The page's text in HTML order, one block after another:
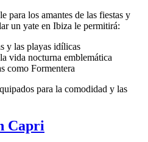
para los amantes de las fiestas y
un yate en Ibiza le permitirá:
y las playas idílicas
vida nocturna emblemática
como Formentera
para la comodidad y las
Capri